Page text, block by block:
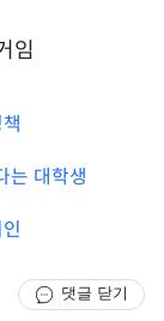
임
는 대학생
댓글 닫기